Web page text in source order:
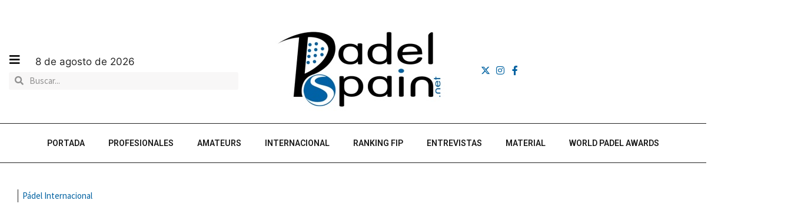
8 de agosto de 2026
PORTADA PROFESIONALES AMATEURS INTERNACIONAL RANKING FIP ENTREVISTAS MATERIAL WORLD PADEL AWARDS
Pádel Internacional